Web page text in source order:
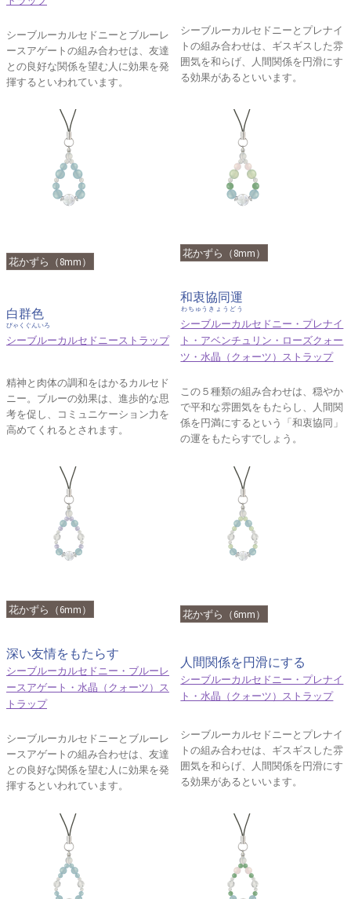
シーブルーカルセドニーとブルーレ
ースアゲートの組み合わせは、友達
との良好な関係を望む人に効果を発
揮するといわれています。
シーブルーカルセドニーとプレナイ
トの組み合わせは、ギスギスした雰
囲気を和らげ、人間関係を円滑にす
る効果があるといいます。
花かずら（8mm）
白群色
びゃくぐんいろ
シーブルーカルセドニーストラップ
精神と肉体の調和をはかるカルセド
ニー。ブルーの効果は、進歩的な思
考を促し、コミュニケーション力を
高めてくれるとされます。
花かずら（8mm）
和衷協同運
わちゅうきょうどう
シーブルーカルセドニー・プレナイ
ト・アベンチュリン・ローズクォー
ツ・水晶（クォーツ）ストラップ
この５種類の組み合わせは、穏やか
で平和な雰囲気をもたらし、人間関
係を円満にするという「和衷協同」
の運をもたらすでしょう。
花かずら（6mm）
深い友情をもたらす
シーブルーカルセドニー・ブルーレ
ースアゲート・水晶（クォーツ）ス
トラップ
シーブルーカルセドニーとブルーレ
ースアゲートの組み合わせは、友達
との良好な関係を望む人に効果を発
揮するといわれています。
花かずら（6mm）
人間関係を円滑にする
シーブルーカルセドニー・プレナイ
ト・水晶（クォーツ）ストラップ
シーブルーカルセドニーとプレナイ
トの組み合わせは、ギスギスした雰
囲気を和らげ、人間関係を円滑にす
る効果があるといいます。